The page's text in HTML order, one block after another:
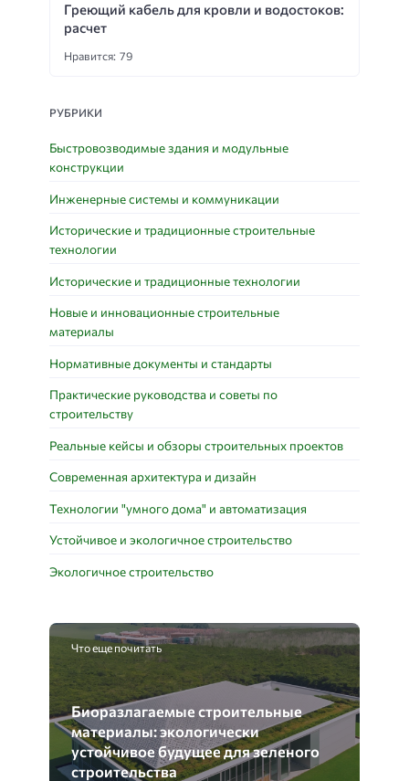
Греющий кабель для кровли и водостоков:
расчет
Нравится: 79
РУБРИКИ
Быстровозводимые здания и модульные
конструкции
Инженерные системы и коммуникации
Исторические и традиционные строительные
технологии
Исторические и традиционные технологии
Новые и инновационные строительные
материалы
Нормативные документы и стандарты
Практические руководства и советы по
строительству
Реальные кейсы и обзоры строительных проектов
Современная архитектура и дизайн
Технологии "умного дома" и автоматизация
Устойчивое и экологичное строительство
Экологичное строительство
Что еще почитать
Биоразлагаемые строительные
материалы: экологически
устойчивое будущее для зеленого
строительства